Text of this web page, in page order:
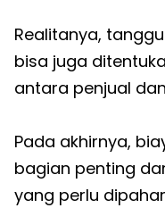
Realitanya,
bisa juga
antara penjual
Pada akhirnya,
bagian penting
yang perlu